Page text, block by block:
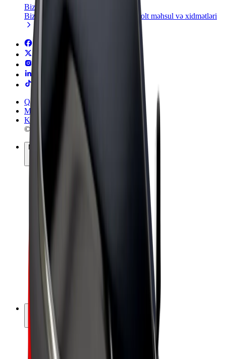
Biznes üçün Bolt
Biznesiniz üçün miqyaslandırılmış Bolt məhsul və xidmətləri
Qaydalar və Şərtlər
Məxfilik
Kukilər
© 2026 Bolt Technology OÜ
Məhsullar
Bolt Market
Bolt Food
Bolt Drive
Biznes üçün Bolt
Elektrikli velosipedlər
Bolt Plus
Bolt ilə pul qazanın
Sürücülər
Sürücü qazancı